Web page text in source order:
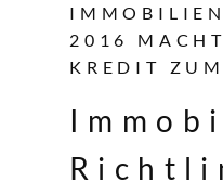
2016
KREDIT